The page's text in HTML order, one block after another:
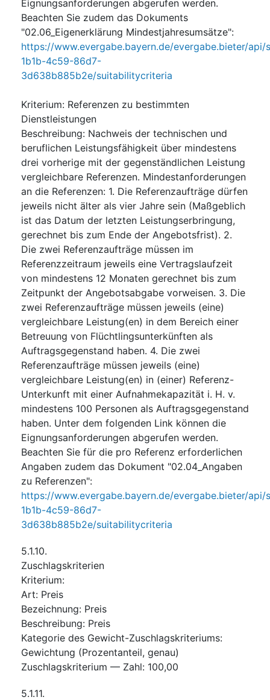
Eignungsanforderungen abgerufen werden.
Beachten Sie zudem das Dokuments
"02.06_Eigenerklärung Mindestjahresumsätze":
https://www.evergabe.bayern.de/evergabe.bieter/
1b1b-4c59-86d7-
3d638b885b2e/suitabilitycriteria
Kriterium: Referenzen zu bestimmten
Dienstleistungen
Beschreibung: Nachweis der technischen und
beruflichen Leistungsfähigkeit über mindestens
drei vorherige mit der gegenständlichen Leistung
vergleichbare Referenzen. Mindestanforderungen
an die Referenzen: 1. Die Referenzaufträge dürfen
jeweils nicht älter als vier Jahre sein (Maßgeblich
ist das Datum der letzten Leistungserbringung,
gerechnet bis zum Ende der Angebotsfrist). 2.
Die zwei Referenzaufträge müssen im
Referenzzeitraum jeweils eine Vertragslaufzeit
von mindestens 12 Monaten gerechnet bis zum
Zeitpunkt der Angebotsabgabe vorweisen. 3. Die
zwei Referenzaufträge müssen jeweils (eine)
vergleichbare Leistung(en) in dem Bereich einer
Betreuung von Flüchtlingsunterkünften als
Auftragsgegenstand haben. 4. Die zwei
Referenzaufträge müssen jeweils (eine)
vergleichbare Leistung(en) in (einer) Referenz-
Unterkunft mit einer Aufnahmekapazität i. H. v.
mindestens 100 Personen als Auftragsgegenstand
haben. Unter dem folgenden Link können die
Eignungsanforderungen abgerufen werden.
Beachten Sie für die pro Referenz erforderlichen
Angaben zudem das Dokument "02.04_Angaben
zu Referenzen":
https://www.evergabe.bayern.de/evergabe.bieter/
1b1b-4c59-86d7-
3d638b885b2e/suitabilitycriteria
5.1.10.
Zuschlagskriterien
Kriterium:
Art: Preis
Bezeichnung: Preis
Beschreibung: Preis
Kategorie des Gewicht-Zuschlagskriteriums:
Gewichtung (Prozentanteil, genau)
Zuschlagskriterium — Zahl: 100,00
5.1.11.